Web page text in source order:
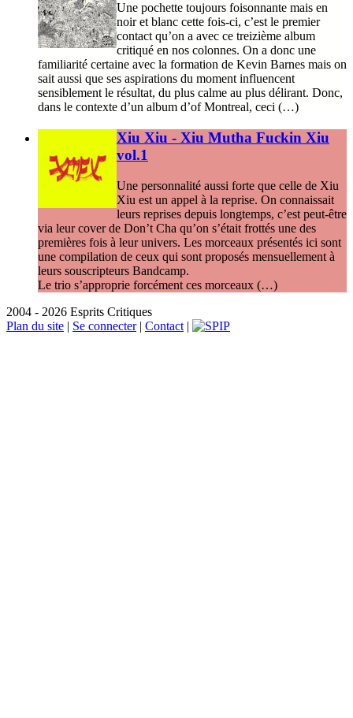
Une pochette toujours foisonnante mais en
noir et blanc cette fois-ci, c’est le premier
contact qu’on a avec ce treizième album
critiqué en nos colonnes. On a donc une
familiarité certaine avec la formation de Kevin Barnes mais on
sait aussi que ses aspirations du moment influencent
sensiblement le résultat, du plus calme au plus délirant. Donc,
dans le contexte d’un album d’of Montreal, ceci (…)
Xiu Xiu - Xiu Mutha Fuckin Xiu
vol.1
Une personnalité aussi forte que celle de Xiu
Xiu est un appel à la reprise. On connaissait
leurs reprises depuis longtemps, c’est peut-être
via leur cover de Don’t Cha qu’on s’était frottés une des
premières fois à leur univers. Les morceaux présentés ici sont
une compilation de ceux qui sont proposés mensuellement à
leurs souscripteurs Bandcamp.
Le trio s’approprie forcément ces morceaux (…)
2004 - 2026 Esprits Critiques
Plan du site | Se connecter| Contact |